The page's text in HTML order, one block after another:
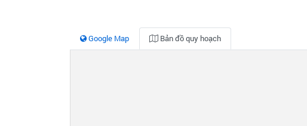
Google Map Bản đồ quy hoạch